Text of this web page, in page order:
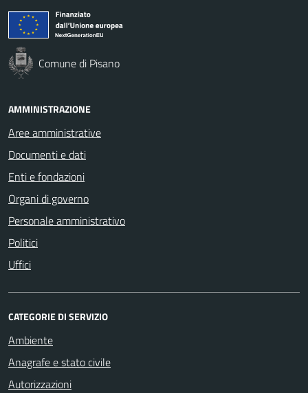
Comune di Pisano
AMMINISTRAZIONE
Aree amministrative
Documenti e dati
Enti e fondazioni
Organi di governo
Personale amministrativo
Politici
Uffici
CATEGORIE DI SERVIZIO
Ambiente
Anagrafe e stato civile
Autorizzazioni